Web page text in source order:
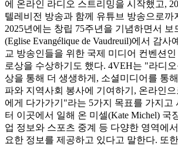
에 온라인 라디오 스트리밍을 시작했고,
텔레비전 방송과 함께 유튜브 방송으로까
2025년에는 창립 75주년을 기념하면서 보
(Eglise Evangélique de Vaudreuil)에서 감
교 방송인들을 위한 국제 미디어 컨벤션
로상을 수상하기도 했다. 4VEH는 "라디
상을 통해 더 생생하게, 소셜미디어를 통
파와 지역사회 봉사에 기여하기, 온라인
에게 다가가기"라는 5가지 목표를 가지고
터 이곳에서 일해 온 미셀(Kate Michel) 국
업 정보와 스포츠 중계 등 다양한 영역에
요한 정보를 제공하고 있다고 말한다. 또